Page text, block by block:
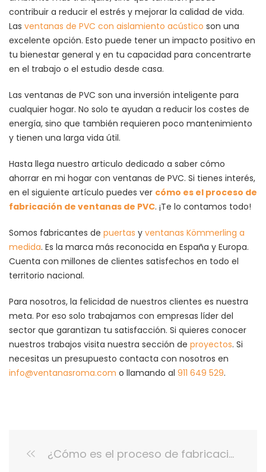
contribuir a reducir el estrés y mejorar la calidad de vida.
Las ventanas de PVC con aislamiento acústico son una
excelente opción. Esto puede tener un impacto positivo en
tu bienestar general y en tu capacidad para concentrarte
en el trabajo o el estudio desde casa.
Las ventanas de PVC son una inversión inteligente para
cualquier hogar. No solo te ayudan a reducir los costes de
energía, sino que también requieren poco mantenimiento
y tienen una larga vida útil.
Hasta llega nuestro articulo dedicado a saber cómo
ahorrar en mi hogar con ventanas de PVC. Si tienes interés,
en el siguiente artículo puedes ver cómo es el proceso de
fabricación de ventanas de PVC. ¡Te lo contamos todo!
Somos fabricantes de puertas y ventanas Kömmerling a
medida. Es la marca más reconocida en España y Europa.
Cuenta con millones de clientes satisfechos en todo el
territorio nacional.
Para nosotros, la felicidad de nuestros clientes es nuestra
meta. Por eso solo trabajamos con empresas líder del
sector que garantizan tu satisfacción. Si quieres conocer
nuestros trabajos visita nuestra sección de proyectos. Si
necesitas un presupuesto contacta con nosotros en
info@ventanasroma.com o llamando al 911 649 529.
¿Cómo es el proceso de fabricación de las ventanas de PVC?